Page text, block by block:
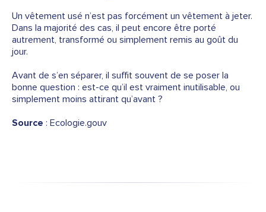
Un vêtement usé n’est pas forcément un vêtement à jeter.
Dans la majorité des cas, il peut encore être porté
autrement, transformé ou simplement remis au goût du
jour.
Avant de s’en séparer, il suffit souvent de se poser la
bonne question : est-ce qu’il est vraiment inutilisable, ou
simplement moins attirant qu’avant ?
Source : Ecologie.gouv